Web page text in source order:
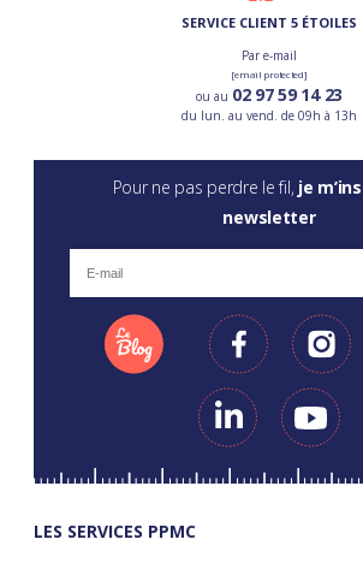
SERVICE CLIENT 5 ÉTOILES
Par e-mail
[email protected]
ou au 02 97 59 14 23
du lun. au vend. de 09h à 13h
Pour ne pas perdre le fil, je
newsletter
LES SERVICES PPMC